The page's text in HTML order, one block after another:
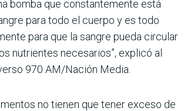
bomba que constantemente está
para todo el cuerpo y es todo
para que la sangre pueda circular
nutrien­tes necesarios”, explicó al
970 AM/Nación Media.
no tienen que tener exceso de